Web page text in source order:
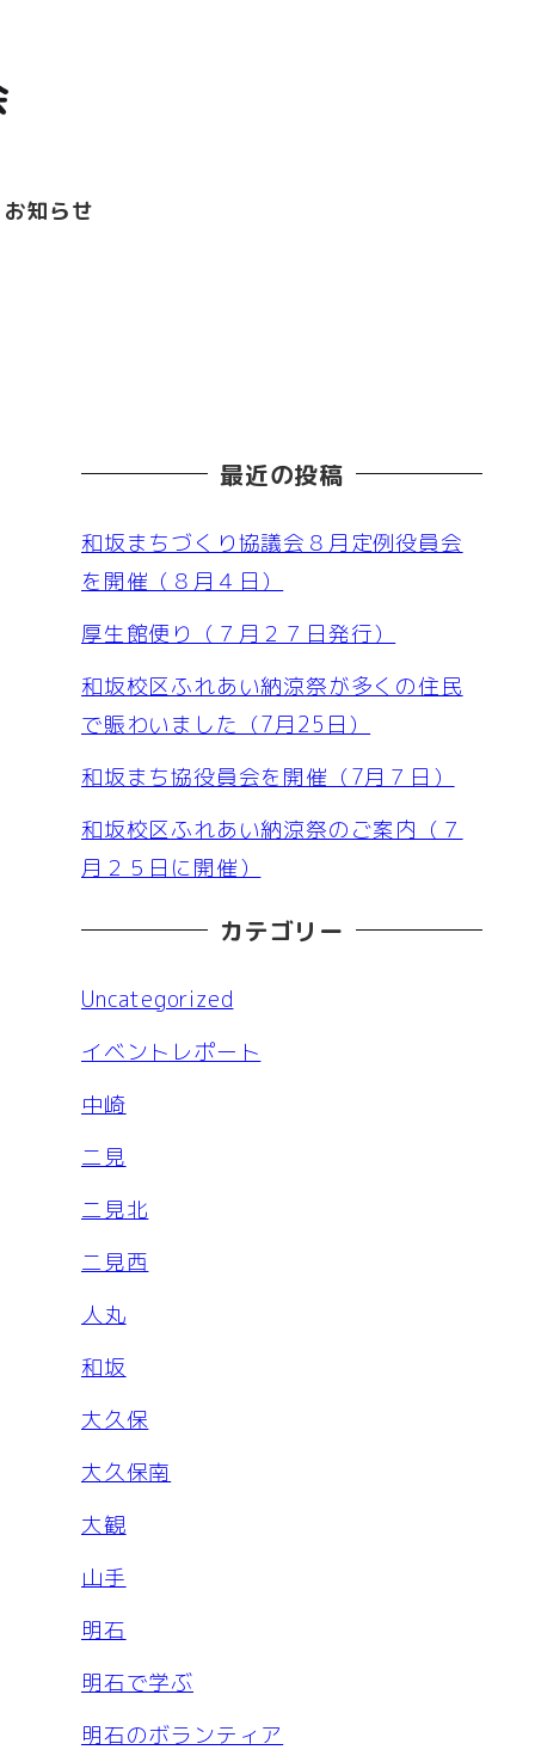
お知らせ
最近の投稿
和坂まちづくり協議会８月定例役員会
を開催（８月４日）
厚生館便り（７月２７日発行）
和坂校区ふれあい納涼祭が多くの住民
で賑わいました（7月25日）
和坂まち協役員会を開催（7月７日）
和坂校区ふれあい納涼祭のご案内（７
月２５日に開催）
カテゴリー
Uncategorized
イベントレポート
中崎
二見
二見北
二見西
人丸
和坂
大久保
大久保南
大観
山手
明石
明石で学ぶ
明石のボランティア